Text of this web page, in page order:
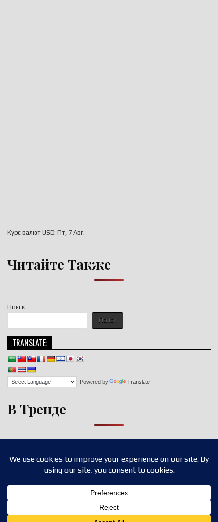
Поиск
Поиск
TRANSLATE:
Powered by Translate
В Тренде
Курс валют USD: Пт, 7 Авг.
Читайте Также
Design by ThemesDNA.com